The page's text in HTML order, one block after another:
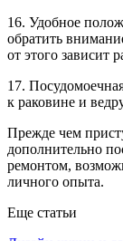
16. Удобное
обратить
от этого зависит
17.
к раковине и
Прежде чем
дополнительно
ремонтом,
личного опыта.
Еще статьи